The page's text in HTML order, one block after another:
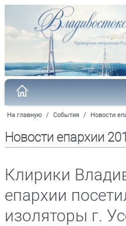
На главную / События / Новости
Новости епархии
Клирики
епархии
изоляторы г.